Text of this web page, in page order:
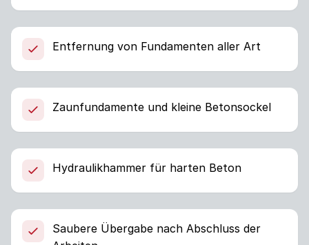
Entfernung von Fundamenten aller Art
Zaunfundamente und kleine Betonsockel
Hydraulikhammer für harten Beton
Saubere Übergabe nach Abschluss der